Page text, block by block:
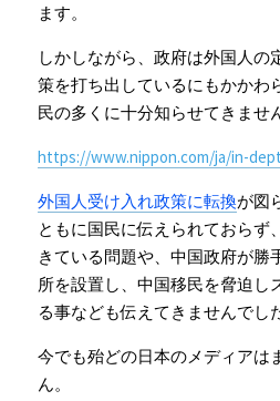
ます。
しかしながら、政府は外国人の
策を打ち出しているにもかかわ
民の多くに十分知らせてきませ
https://www.nippon.com/ja/in-
外国人受け入れ政策に転換が図
ともに国民に伝えられておらず
きている問題や、中国政府が勝
所を設置し、中国移民を脅迫し
る事なども伝えてきませんでし
今でも殆どの日本のメディアは
ん。